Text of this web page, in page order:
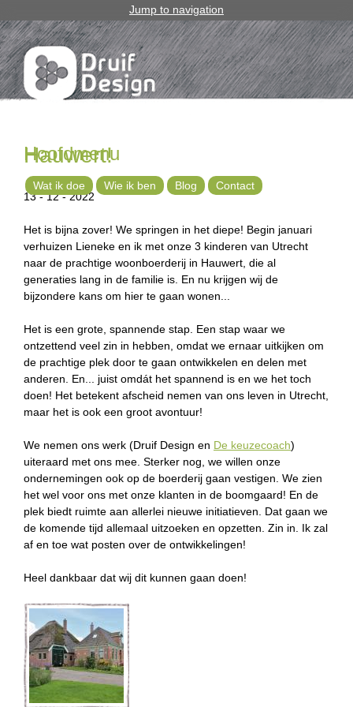
Jump to navigation
Hauwert!
13 - 12 - 2022
Het is bijna zover! We springen in het diepe! Begin januari
verhuizen Lieneke en ik met onze 3 kinderen van Utrecht
naar de prachtige woonboerderij in Hauwert, die al
generaties lang in de familie is. En nu krijgen wij de
bijzondere kans om hier te gaan wonen...
Het is een grote, spannende stap. Een stap waar we
ontzettend veel zin in hebben, omdat we ernaar uitkijken om
de prachtige plek door te gaan ontwikkelen en delen met
anderen. En... juist omdát het spannend is en we het toch
doen! Het betekent afscheid nemen van ons leven in Utrecht,
maar het is ook een groot avontuur!
We nemen ons werk (Druif Design en De keuzecoach)
uiteraard met ons mee. Sterker nog, we willen onze
ondernemingen ook op de boerderij gaan vestigen. We zien
het wel voor ons met onze klanten in de boomgaard! En de
plek biedt ruimte aan allerlei nieuwe initiatieven. Dat gaan we
de komende tijd allemaal uitzoeken en opzetten. Zin in. Ik zal
af en toe wat posten over de ontwikkelingen!
Heel dankbaar dat wij dit kunnen gaan doen!
Hoofdmenu
Wat ik doe Wie ik ben Blog Contact